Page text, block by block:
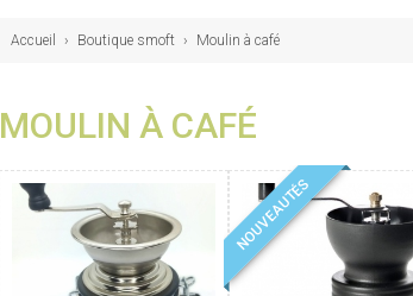
Accueil › Boutique smoft › Moulin à café
MOULIN À CAFÉ
NOUVEAUTÉS